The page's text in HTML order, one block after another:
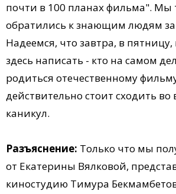
почти в 100 планах фильма". Мы
обратились к знающим людям
Надеемся, что завтра, в
здесь написать - кто на самом
родиться отечественному
действительно стоит сходить
каникул.
Разъяснение: Только что мы
от Екатерины Вялковой,
киностудию Тимура